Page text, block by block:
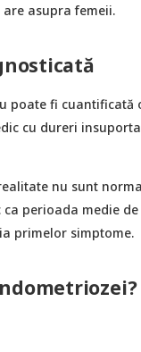
asupra femeii.
poate fi cuantificată
cu dureri
nu sunt
perioada medie
primelor simptome.